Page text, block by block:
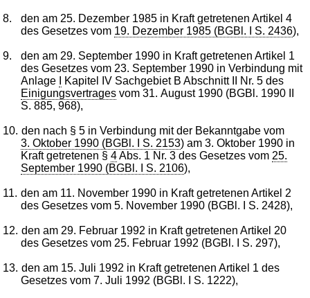
8.
den am 25. Dezember 1985 in Kraft getretenen Artikel 4
des Gesetzes vom 19. Dezember 1985 (BGBl. I S. 2436),
9.
den am 29. September 1990 in Kraft getretenen Artikel 1
des Gesetzes vom 23. September 1990 in Verbindung mit
Anlage
Kapitel IV Sachgebiet B Abschnitt II Nr. 5 des
Einigungsvertrages vom 31. August 1990 (BGBl. 1990 II
S. 885, 968),
10. den nach § 5 in Verbindung mit der Bekanntgabe vom
3. Oktober 1990 (BGBl. I S. 2153) am 3. Oktober 1990 in
Kraft getretenen §4Abs. 1 Nr. 3 des Gesetzes vom 25.
September 1990 (BGBl. I S. 2106),
11. den am 11. November 1990 in Kraft getretenen Artikel 2
des Gesetzes vom 5. November 1990 (BGBl. I S. 2428),
12. den am 29. Februar 1992 in Kraft getretenen Artikel 20
des Gesetzes vom 25. Februar 1992 (BGBl. I S. 297),
13. den am 15. Juli 1992 in Kraft getretenen Artikel 1 des
Gesetzes vom 7. Juli 1992 (BGBl. I S. 1222),